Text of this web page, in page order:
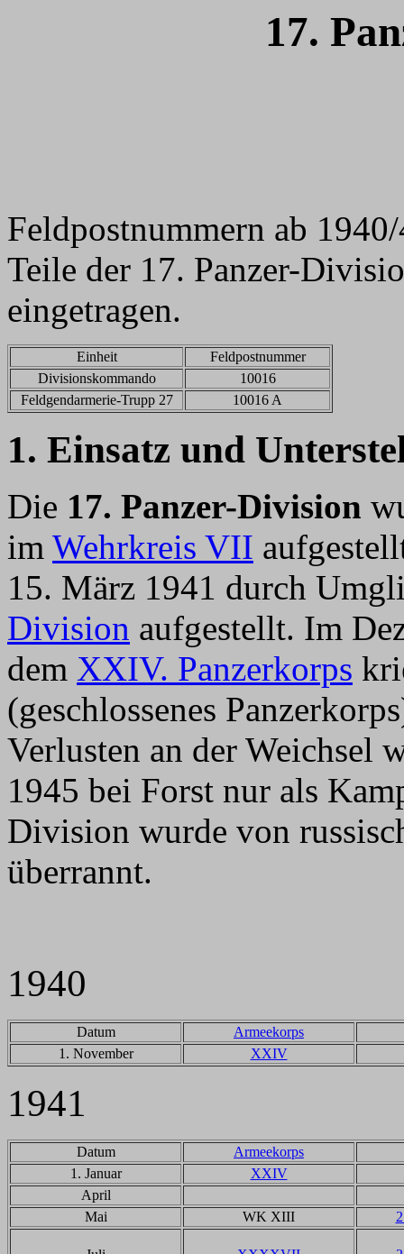
17.
Feldpostnummern ab
Teile der 17. Panzer-
eingetragen.
Einheit
Feldpostnummer
Divisionskommando
10016
Feldgendarmerie-Trupp 27
10016 A
1. Einsatz und
Die 17. Panzer-Division
im Wehrkreis VII
15. März 1941 durch
Division aufgestellt. Im
dem XXIV. Panzerkorps
(geschlossenes
Verlusten an der Weichsel
1945 bei Forst nur als
Division wurde von
überrannt.
1940
Datum
Armeekorps
1. November
XXIV
1941
Datum
Armeekorps
1. Januar
XXIV
April
Mai
WK XIII